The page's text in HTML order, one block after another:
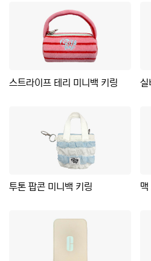
스트라이프 테리 미니백 키링 실
투톤 팝콘 미니백 키링 맥